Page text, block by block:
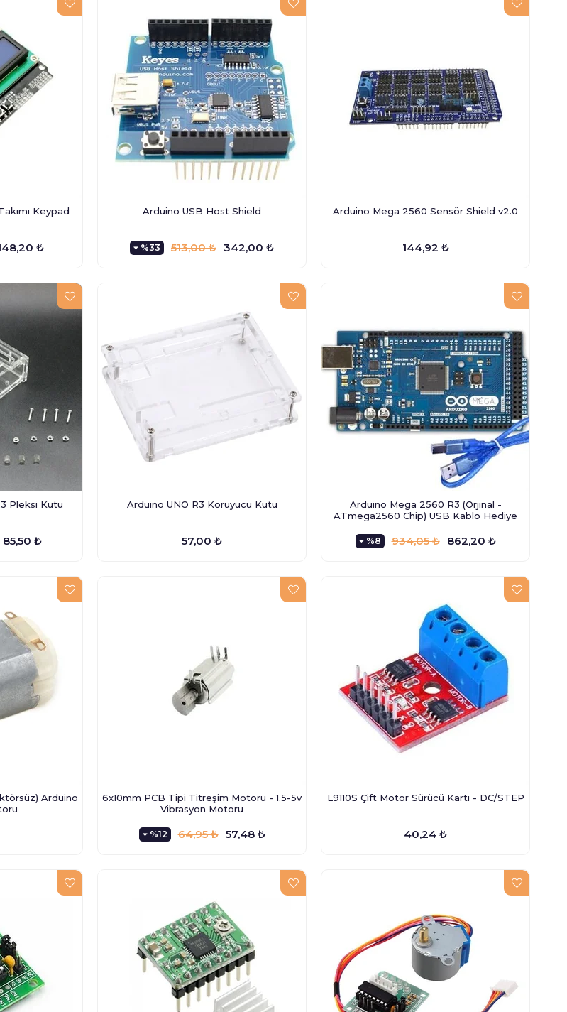
Keypad
₺
Arduino USB Host Shield
%33 342,00 ₺
513,00 ₺
Arduino Mega 2560 Sensör Shield v2.0
144,92 ₺
Pleksi Kutu
85,50 ₺
Arduino UNO R3 Koruyucu Kutu
57,00 ₺
Arduino Mega 2560 R3 (Orjinal -
ATmega2560 Chip) USB Kablo Hediye
%8 862,20 ₺
934,05 ₺
Arduino
6x10mm PCB Tipi Titreşim Motoru - 1.5-5v
Vibrasyon Motoru
%12 57,48 ₺
64,95 ₺
L9110S Çift Motor Sürücü Kartı - DC/STEP
40,24 ₺